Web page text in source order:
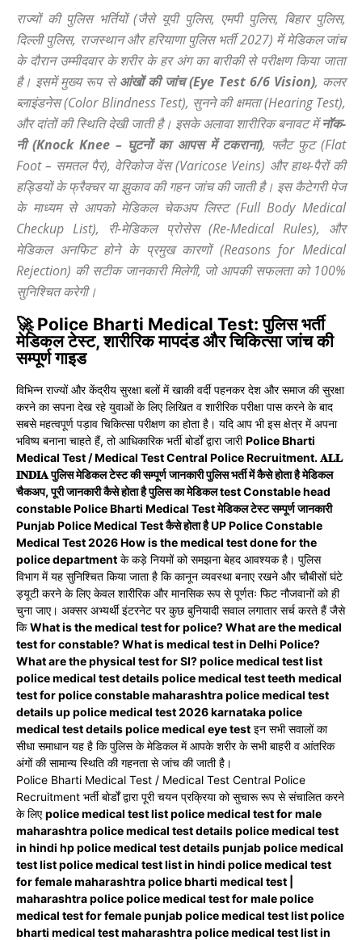
राज्यों की पुलिस भर्तियों (जैसे यूपी पुलिस, एमपी पुलिस, बिहार पुलिस,
दिल्ली पुलिस, राजस्थान और हरियाणा पुलिस भर्ती 2027) में मेडिकल जांच
के दौरान उम्मीदवार के शरीर के हर अंग का बारीकी से परीक्षण किया जाता
है। इसमें मुख्य रूप सेआंखों की जांच (Eye Test 6/6 Vision), कलर
ब्लाइंडनेस (Color Blindness Test), सुनने की क्षमता (Hearing Test),
और दांतों की स्थिति देखी जाती है। इसके अलावा शारीरिक बनावट मेंनॉक-
नी (Knock Knee – घुटनों का आपस में टकराना), फ्लैट फुट (Flat
Foot – समतल पैर), वेरिकोज वेंस (Varicose Veins) और हाथ-पैरों की
हड्डियों के फ्रैक्चर या झुकाव की गहन जांच की जाती है। इस कैटेगरी पेज
के माध्यम से आपको मेडिकल चेकअप लिस्ट (Full Body Medical
Checkup List), री-मेडिकल प्रोसेस (Re-Medical Rules), और
मेडिकल अनफिट होने के प्रमुख कारणों (Reasons for Medical
Rejection) की सटीक जानकारी मिलेगी, जो आपकी सफलता को 100%
सुनिश्चित करेगी।
🚀 Police Bharti Medical Test: पुलिस भर्ती
मेडिकल टेस्ट, शारीरिक मापदंड और चिकित्सा जांच की
सम्पूर्ण गाइड
विभिन्न राज्यों और केंद्रीय सुरक्षा बलों में खाकी वर्दी पहनकर देश और समाज की सुरक्षा
करने का सपना देख रहे युवाओं के लिए लिखित व शारीरिक परीक्षा पास करने के बाद
सबसे महत्वपूर्ण पड़ाव चिकित्सा परीक्षण का होता है। यदि आप भी इस क्षेत्र में अपना
भविष्य बनाना चाहते हैं, तो आधिकारिक भर्ती बोर्डों द्वारा जारीPolice Bharti
Medical Test / Medical Test Central Police Recruitment. 𝐀𝐋𝐋
𝐈𝐍𝐃𝐈𝐀 पुलिस मेडिकल टेस्ट की सम्पूर्ण जानकारी पुलिस भर्ती में कैसे होता है मेडिकल
चैकअप, पूरी जानकारी कैसे होता है पुलिस का मेडिकल test Constable head
constable Police Bharti Medical Test मेडिकल टेस्ट सम्पूर्ण जानकारी
Punjab Police Medical Test कैसे होता है UP Police Constable
Medical Test 2026 How is the medical test done for the
police department के कड़े नियमों को समझना बेहद आवश्यक है। पुलिस
विभाग में यह सुनिश्चित किया जाता है कि कानून व्यवस्था बनाए रखने और चौबीसों घंटे
ड्यूटी करने के लिए केवल शारीरिक और मानसिक रूप से पूर्णतः फिट नौजवानों को ही
चुना जाए। अक्सर अभ्यर्थी इंटरनेट पर कुछ बुनियादी सवाल लगातार सर्च करते हैं जैसे
किWhat is the medical test for police? What are the medical
test for constable? What is medical test in Delhi Police?
What are the physical test for SI? police medical test list
police medical test details police medical test teeth medical
test for police constable maharashtra police medical test
details up police medical test 2026 karnataka police
medical test details police medical eye test इन सभी सवालों का
सीधा समाधान यह है कि पुलिस के मेडिकल में आपके शरीर के सभी बाहरी व आंतरिक
अंगों की सामान्य स्थिति की गहनता से जांच की जाती है।
Police Bharti Medical Test / Medical Test Central Police
Recruitment भर्ती बोर्डों द्वारा पूरी चयन प्रक्रिया को सुचारू रूप से संचालित करने
के लिएpolice medical test list police medical test for male
maharashtra police medical test details police medical test
in hindi hp police medical test details punjab police medical
test list police medical test list in hindi police medical test
for female maharashtra police bharti medical test |
maharashtra police police medical test for male police
medical test for female punjab police medical test list police
bharti medical test maharashtra police medical test list in